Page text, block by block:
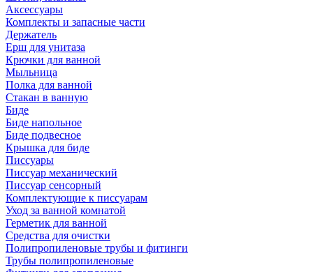
Аксессуары
Комплекты и запасные части
Держатель
Ерш для унитаза
Крючки для ванной
Мыльница
Полка для ванной
Стакан в ванную
Биде
Биде напольное
Биде подвесное
Крышка для биде
Писсуары
Писсуар механический
Писсуар сенсорный
Комплектующие к писсуарам
Уход за ванной комнатой
Герметик для ванной
Средства для очистки
Полипропиленовые трубы и фитинги
Трубы полипропиленовые